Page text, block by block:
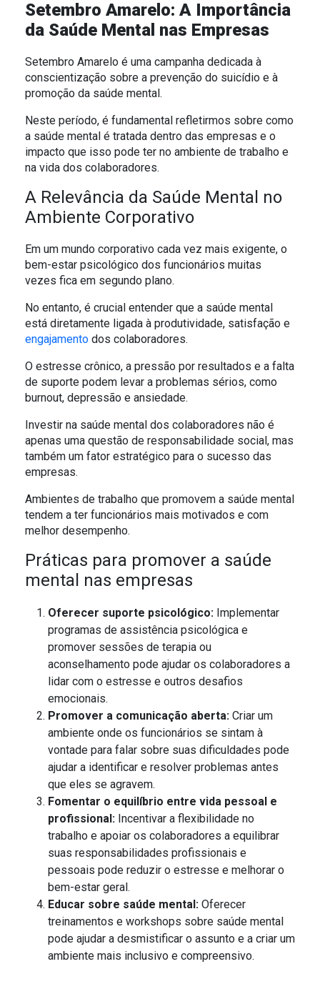
ESPORTIVO
O SOL NASCE PARA TODOS
PARCERIA GREEN FARM CO2FREE
ALFREDO GAZIN ORQUESTRA
Setembro Amarelo: A Importância
da Saúde Mental nas Empresas
Setembro Amarelo é uma campanha dedicada à
conscientização sobre a prevenção do suicídio e à
promoção da saúde mental.
Neste período, é fundamental refletirmos sobre como
a saúde mental é tratada dentro das empresas e o
impacto que isso pode ter no ambiente de trabalho e
na vida dos colaboradores.
A Relevância da Saúde Mental no
Ambiente Corporativo
Em um mundo corporativo cada vez mais exigente, o
bem-estar psicológico dos funcionários muitas
vezes fica em segundo plano.
No entanto, é crucial entender que a saúde mental
está diretamente ligada à produtividade, satisfação e
engajamento dos colaboradores.
O estresse crônico, a pressão por resultados e a falta
de suporte podem levar a problemas sérios, como
burnout, depressão e ansiedade.
Investir na saúde mental dos colaboradores não é
apenas uma questão de responsabilidade social, mas
também um fator estratégico para o sucesso das
empresas.
Ambientes de trabalho que promovem a saúde mental
tendem a ter funcionários mais motivados e com
melhor desempenho.
Práticas para promover a saúde
mental nas empresas
Oferecer suporte psicológico: Implementar
programas de assistência psicológica e
promover sessões de terapia ou
aconselhamento pode ajudar os colaboradores a
lidar com o estresse e outros desafios
emocionais.
Promover a comunicação aberta: Criar um
ambiente onde os funcionários se sintam à
vontade para falar sobre suas dificuldades pode
ajudar a identificar e resolver problemas antes
que eles se agravem.
Fomentar o equilíbrio entre vida pessoal e
profissional: Incentivar a flexibilidade no
trabalho e apoiar os colaboradores a equilibrar
suas responsabilidades profissionais e
pessoais pode reduzir o estresse e melhorar o
bem-estar geral.
Educar sobre saúde mental: Oferecer
treinamentos e workshops sobre saúde mental
pode ajudar a desmistificar o assunto e a criar um
ambiente mais inclusivo e compreensivo.